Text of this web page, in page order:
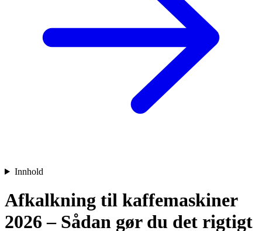
Innhold
Afkalkning til kaffemaskiner
2026 – Sådan gør du det rigtigt